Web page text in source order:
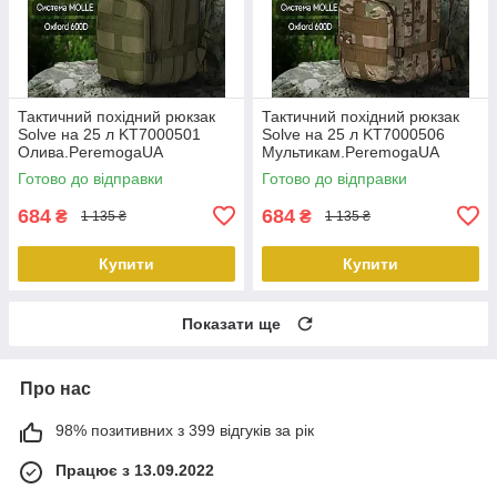
Тактичний похідний рюкзак
Solve на 25 л KT7000501
Олива.PeremogaUA
Готово до відправки
684 ₴ 1 135 ₴
Купити
Тактичний похідний рюкзак
Solve на 25 л KT7000506
Мультикам.PeremogaUA
Готово до відправки
684 ₴ 1 135 ₴
Купити
Показати ще
Про нас
98% позитивних з 399 відгуків за рік
Працює з 13.09.2022